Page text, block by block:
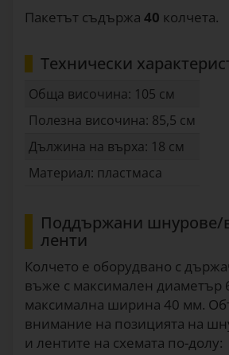
Пакетът съдържа 40 колчета.
Технически
Обща височина: 105 см
Полезна височина: 85,5 см
Дължина на върха: 18 см
Материал: пластмаса
Поддържани шнурове/
ленти
Колчето е оборудвано с
въже с максимален диаметър
максимална ширина 40 мм.
внимание на позицията на
и лентите на схемата по-долу: